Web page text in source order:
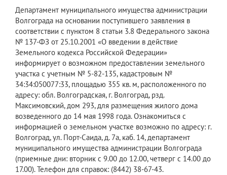
Департамент муниципального имущества администрации
Волгограда на основании поступившего заявления в
соответствии с пунктом 8 статьи 3.8 Федерального закона
№ 137-ФЗ от 25.10.2001 «О введении в действие
Земельного кодекса Российской Федерации»
информирует о возможном предоставлении земельного
участка с учетным № 5-82-135, кадастровым №
34:34:050077:33, площадью 355 кв. м, расположенного по
адресу: обл. Волгоградская, г. Волгоград, рзд.
Максимовский, дом 293, для размещения жилого дома
возведенного до 14 мая 1998 года. Ознакомиться с
информацией о земельном участке возможно по адресу: г.
Волгоград, ул. Порт-Саида, д. 7а, каб. 14, департамент
муниципального имущества администрации Волгограда
(приемные дни: вторник с 9.00 до 12.00, четверг с 14.00 до
17.00). Телефон для справок: (8442) 38-67-43.